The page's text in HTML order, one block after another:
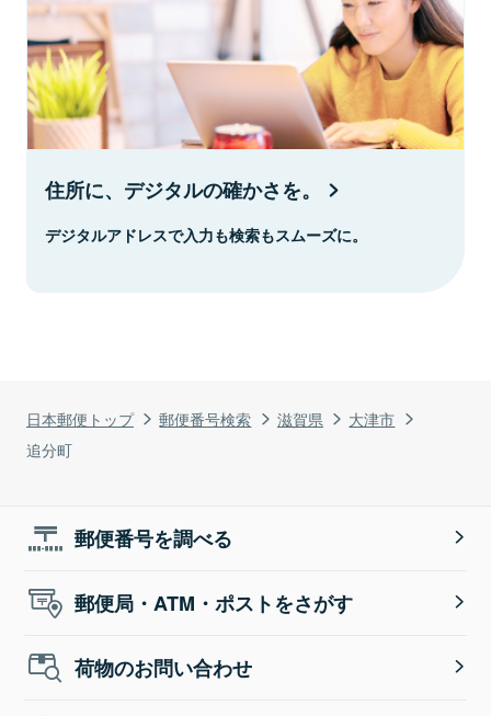
日本郵便トップ 郵便番号検索 滋賀県
大津市
追分町
住所に、デジタルの確かさを。
デジタルアドレスで入力も検索もスムーズに。
郵便番号を調べる
郵便局・ATM・ポストをさがす
荷物のお問い合わせ